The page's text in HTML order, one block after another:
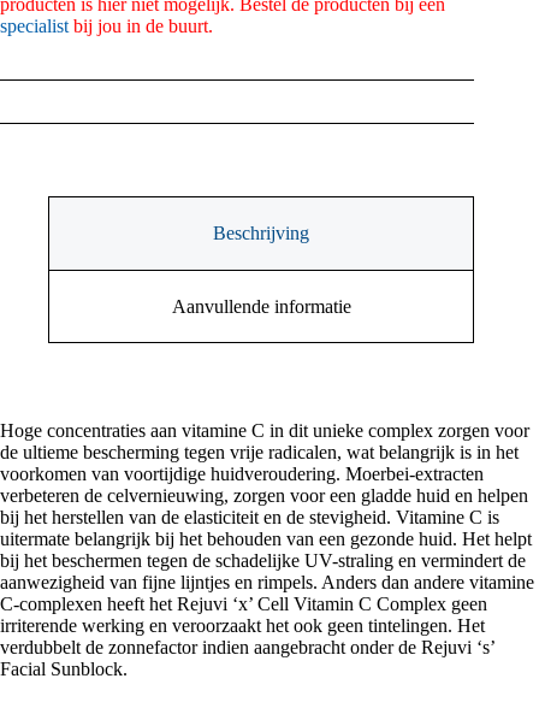
producten is hier niet mogelijk. Bestel de producten bij een
specialist bij jou in de buurt.
Beschrijving
Aanvullende informatie
Hoge concentraties aan vitamine C in dit unieke complex zorgen voor
de ultieme bescherming tegen vrije radicalen, wat belangrijk is in het
voorkomen van voortijdige huidveroudering. Moerbei-extracten
verbeteren de celvernieuwing, zorgen voor een gladde huid en helpen
bij het herstellen van de elasticiteit en de stevigheid. Vitamine C is
uitermate belangrijk bij het behouden van een gezonde huid. Het helpt
bij het beschermen tegen de schadelijke UV-straling en vermindert de
aanwezigheid van fijne lijntjes en rimpels. Anders dan andere vitamine
C-complexen heeft het Rejuvi ‘x’ Cell Vitamin C Complex geen
irriterende werking en veroorzaakt het ook geen tintelingen. Het
verdubbelt de zonnefactor indien aangebracht onder de Rejuvi ‘s’
Facial Sunblock.